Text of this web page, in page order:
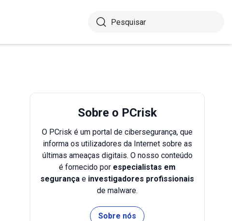
Sobre o PCrisk
O PCrisk é um portal de cibersegurança, que
informa os utilizadores da Internet sobre as
últimas ameaças digitais. O nosso conteúdo
é fornecido por especialistas em
segurança e investigadores profissionais
de malware.
Sobre nós